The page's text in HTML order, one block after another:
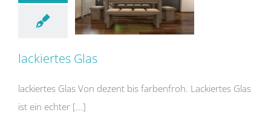
lackiertes Glas
lackiertes Glas Von dezent bis farbenfroh. Lackiertes Glas
ist ein echter [...]